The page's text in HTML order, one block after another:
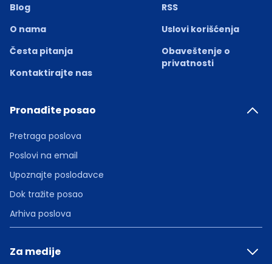
Blog
O nama
Česta pitanja
Kontaktirajte nas
RSS
Uslovi korišćenja
Obaveštenje o
privatnosti
Pronađite posao
Pretraga poslova
Poslovi na email
Upoznajte poslodavce
Dok tražite posao
Arhiva poslova
Za medije